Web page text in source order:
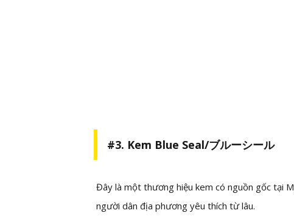
#3. Kem Blue Seal/ブルーシール
Đây là một thương hiệu kem có nguồn gốc tại
người dân địa phương yêu thích từ lâu.